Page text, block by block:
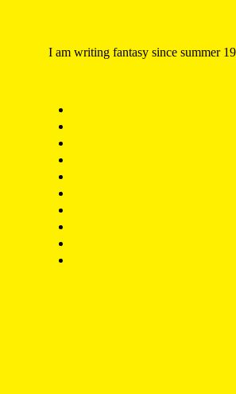
I am writing fantasy since summer